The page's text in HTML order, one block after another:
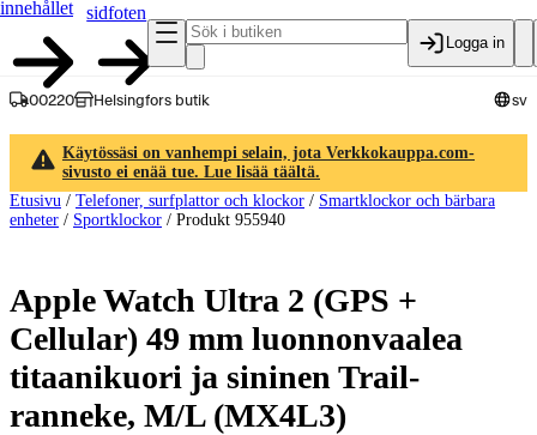
innehållet
sidfoten
Logga in
00220 Helsingfors butik sv
Käytössäsi on vanhempi selain, jota Verkkokauppa.com-
sivusto ei enää tue. Lue lisää täältä.
Etusivu / Telefoner, surfplattor och klockor / Smartklockor och bärbara
enheter / Sportklockor / Produkt 955940
Apple Watch Ultra 2 (GPS +
Cellular) 49 mm luonnonvaalea
titaanikuori ja sininen Trail-
ranneke, M/L (MX4L3)